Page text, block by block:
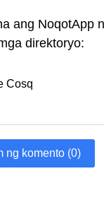
ang NoqotApp
direktoryo:
Cosq
ng komento (0)